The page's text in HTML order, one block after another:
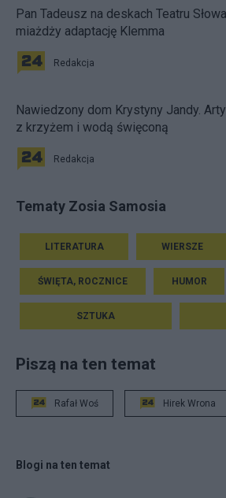
Pan Tadeusz na deskach Teatru
miażdży adaptację Klemma
Redakcja
Nawiedzony dom Krystyny Jandy.
z krzyżem i wodą święconą
Redakcja
Tematy Zosia Samosia
LITERATURA WIERSZE
ŚWIĘTA, ROCZNICE HUMOR
SZTUKA
Piszą na ten temat
Rafał Woś Hirek Wrona
Blogi na ten temat